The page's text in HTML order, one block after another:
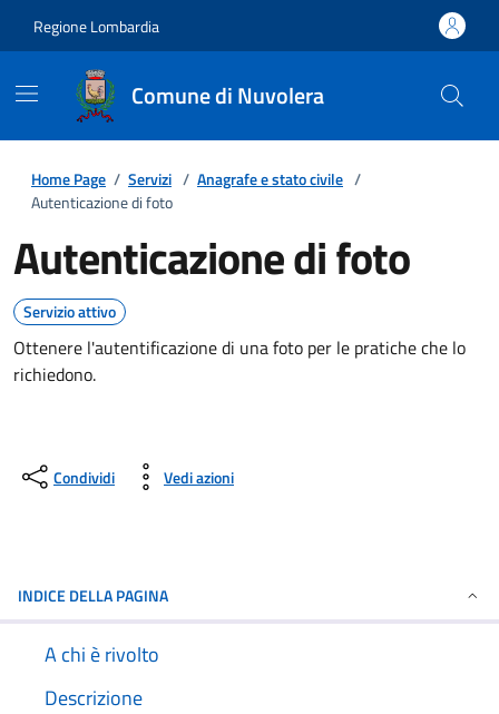
Regione Lombardia
Comune di Nuvolera
Home Page / Servizi / Anagrafe e stato civile /
Autenticazione di foto
Autenticazione di foto
Servizio attivo
Ottenere l'autentificazione di una foto per le pratiche che lo
richiedono.
Condividi Vedi azioni
INDICE DELLA PAGINA
A chi è rivolto
Descrizione